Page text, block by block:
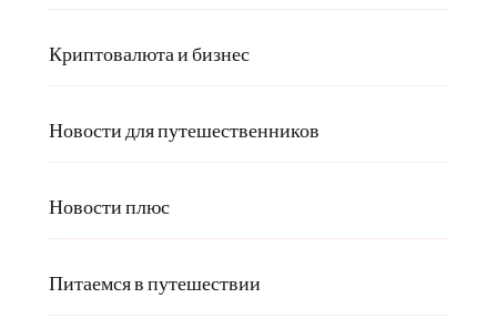
Криптовалюта и бизнес
Новости для путешественников
Новости плюс
Питаемся в путешествии